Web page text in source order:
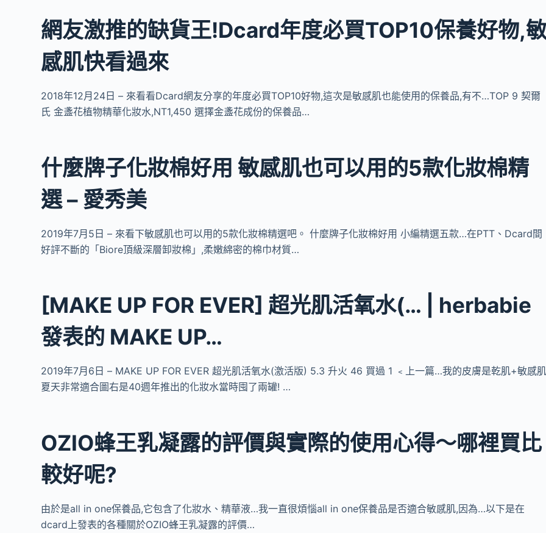
網友激推的缺貨王!Dcard年度必買TOP10保養好物,
感肌快看過來
2018年12月24日 – 來看看Dcard網友分享的年度必買TOP10好物,這次是敏感肌也能使用的保養品,有不…TOP 9 契爾
氏 金盞花植物精華化妝水,NT1,450 選擇金盞花成份的保養品…
什麼牌子化妝棉好用 敏感肌也可以用的5款化妝棉精
選 – 愛秀美
2019年7月5日 – 來看下敏感肌也可以用的5款化妝棉精選吧。 什麼牌子化妝棉好用 小編精選五款…在PTT、Dcard間
好評不斷的「Biore頂級深層卸妝棉」,柔嫩綿密的棉巾材質…
[MAKE UP FOR EVER] 超光肌活氧水(… | herbabie
發表的 MAKE UP…
2019年7月6日 – MAKE UP FOR EVER 超光肌活氧水(激活版) 5.3 升火 46 買過 1 ﹤上一篇…我的皮膚是乾肌+敏感
夏天非常適合圖右是40週年推出的化妝水當時囤了兩罐! …
OZIO蜂王乳凝露的評價與實際的使用心得～哪裡買比
較好呢?
由於是all in one保養品,它包含了化妝水、精華液…我一直很煩惱all in one保養品是否適合敏感肌,因為…以下是在
dcard上發表的各種關於OZIO蜂王乳凝露的評價…